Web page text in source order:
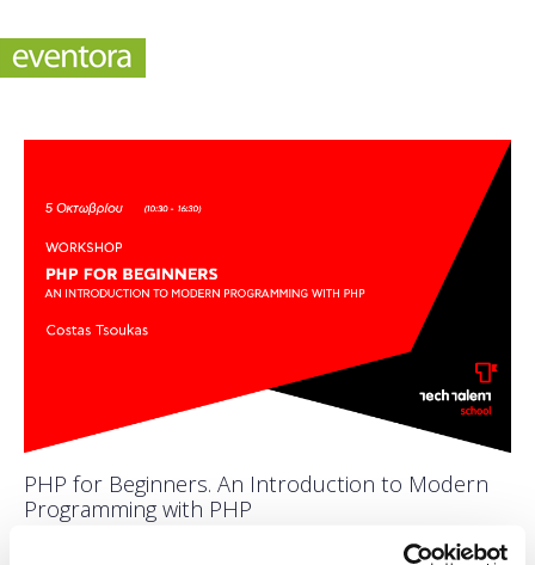
PHP for Beginners. An Introduction to Modern
Programming with PHP